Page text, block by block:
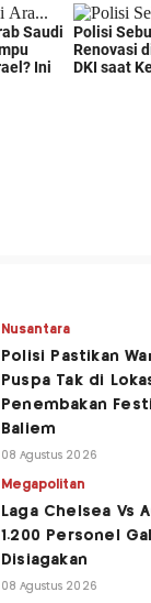
Nusantara
Polisi Pastikan
Puspa Tak di
Penembakan
Baliem
08 Agustus 2026
Megapolitan
Laga Chelsea Vs
1.200 Personel
Disiagakan
08 Agustus 2026